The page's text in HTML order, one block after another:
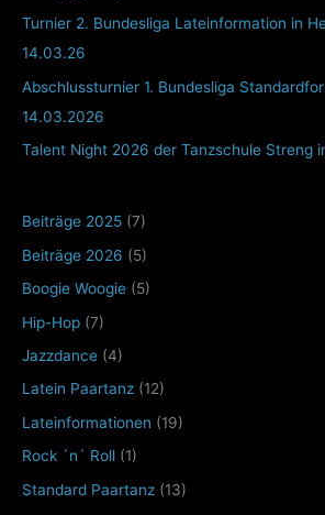
Turnier 2. Bundesliga Lateinformation in
14.03.26
Abschlussturnier 1. Bundesliga
14.03.2026
Talent Night 2026 der Tanzschule Streng
Beiträge 2025 (7)
Beiträge 2026 (5)
Boogie Woogie (5)
Hip-Hop (7)
Jazzdance (4)
Latein Paartanz (12)
Lateinformationen (19)
Rock ´n´ Roll (1)
Standard Paartanz (13)